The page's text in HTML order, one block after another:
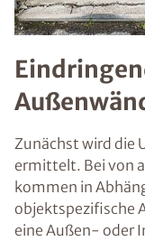
Zunächst wird die
ermittelt. Bei von
kommen in
objektspezifische
eine Außen- oder